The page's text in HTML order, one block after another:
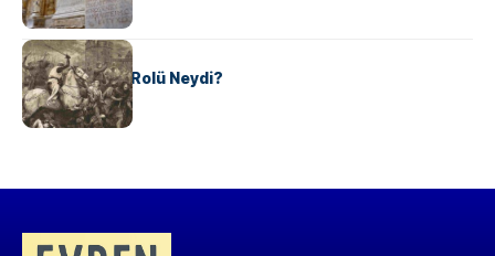
KÜLTÜR
Valdensler’in Rolü Neydi?